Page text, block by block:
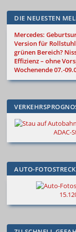
DIE NEUESTEN
Mercedes:
Version für
grünen Bereich?
Effizienz – ohne
Wochenende 07.-
ADAC-
AUTO-